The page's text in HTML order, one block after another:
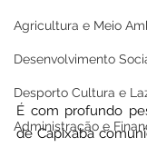
Agricultura e Meio
Desenvolvimento
Desporto Cultura e
Administração e
É com profundo
de Capixaba